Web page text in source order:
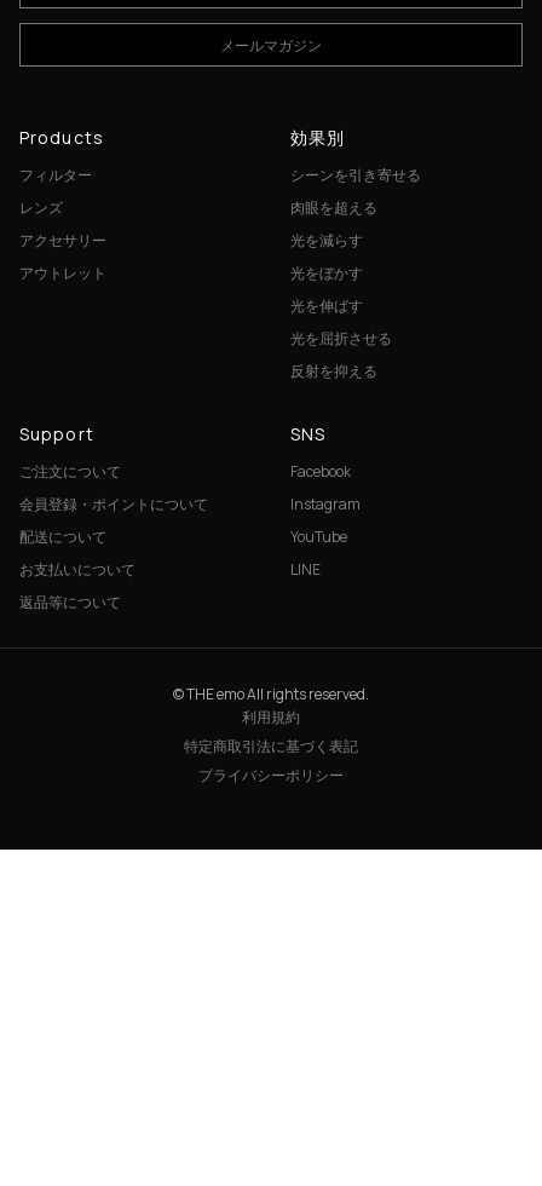
メールマガジン
Products
フィルター
レンズ
アクセサリー
アウトレット
効果別
シーンを引き寄せる
肉眼を超える
光を減らす
光をぼかす
光を伸ばす
光を屈折させる
反射を抑える
Support
ご注文について
会員登録・ポイントについて
配送について
お支払いについて
返品等について
SNS
Facebook
Instagram
YouTube
LINE
© THE emo All rights reserved.
利用規約
特定商取引法に基づく表記
プライバシーポリシー